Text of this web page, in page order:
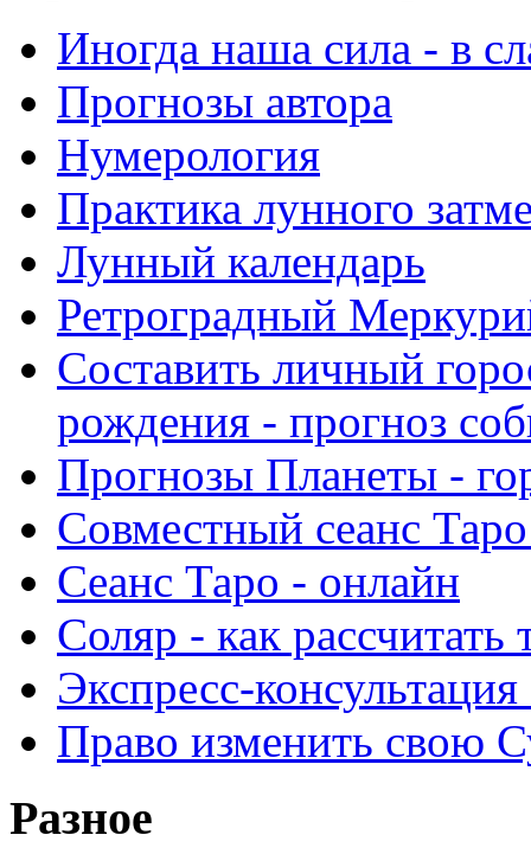
Иногда наша сила - в
Прогнозы автора
Нумерология
Практика лунного
Лунный календарь
Ретроградный
Составить личный
рождения - прогноз
Прогнозы Планеты -
Совместный сеанс
Сеанс Таро - онлайн
Соляр - как
Экспресс-
Право изменить свою
Разное